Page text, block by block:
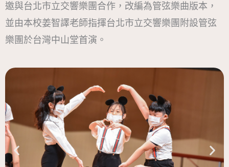
邀與台北市立交響樂團合作，改編為管弦樂曲版本，
並由本校姜智譯老師指揮台北市立交響樂團附設管弦
樂團於台灣中山堂首演。